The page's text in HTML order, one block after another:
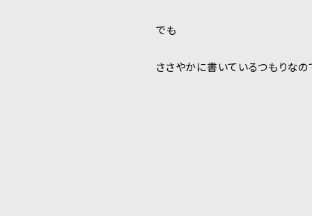
でも
ささやかに書いているつもりなの